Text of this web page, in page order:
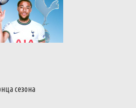
сезона